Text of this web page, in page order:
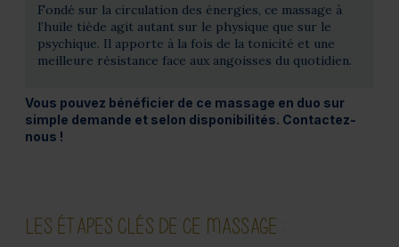
Fondé sur la circulation des énergies, ce massage à
l’huile tiède agit autant sur le physique que sur le
psychique. Il apporte à la fois de la tonicité et une
meilleure résistance face aux angoisses du quotidien.
Vous pouvez bénéficier de ce massage en duo sur
simple demande et selon disponibilités. Contactez-
nous !
LES ÉTAPES CLÉS DE CE MASSAGE :